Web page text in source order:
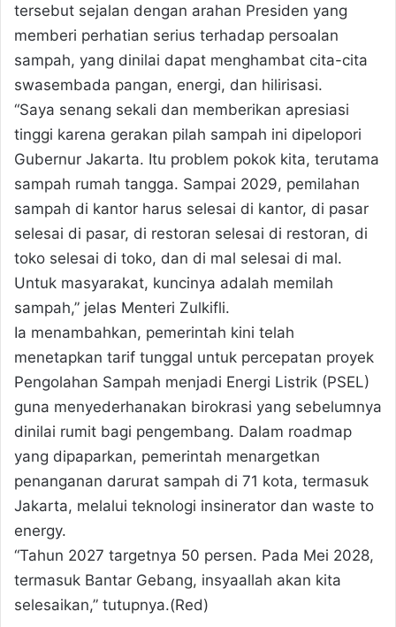
tersebut sejalan dengan arahan Presiden yang
memberi perhatian serius terhadap persoalan
sampah, yang dinilai dapat menghambat cita-cita
swasembada pangan, energi, dan hilirisasi.
“Saya senang sekali dan memberikan apresiasi
tinggi karena gerakan pilah sampah ini dipelopori
Gubernur Jakarta. Itu problem pokok kita, terutama
sampah rumah tangga. Sampai 2029, pemilahan
sampah di kantor harus selesai di kantor, di pasar
selesai di pasar, di restoran selesai di restoran, di
toko selesai di toko, dan di mal selesai di mal.
Untuk masyarakat, kuncinya adalah memilah
sampah,” jelas Menteri Zulkifli.
Ia menambahkan, pemerintah kini telah
menetapkan tarif tunggal untuk percepatan proyek
Pengolahan Sampah menjadi Energi Listrik (PSEL)
guna menyederhanakan birokrasi yang sebelumnya
dinilai rumit bagi pengembang. Dalam roadmap
yang dipaparkan, pemerintah menargetkan
penanganan darurat sampah di 71 kota, termasuk
Jakarta, melalui teknologi insinerator dan waste to
energy.
“Tahun 2027 targetnya 50 persen. Pada Mei 2028,
termasuk Bantar Gebang, insyaallah akan kita
selesaikan,” tutupnya.(Red)